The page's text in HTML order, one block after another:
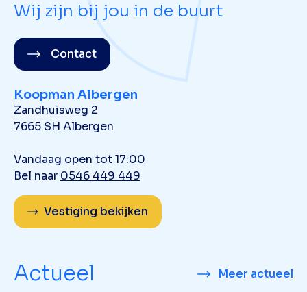
Wij zijn bij jou in de buurt
Contact
Koopman Albergen
Zandhuisweg 2
7665 SH Albergen
Vandaag open tot 17:00
Bel naar 0546 449 449
Vestiging bekijken
Actueel Meer actueel